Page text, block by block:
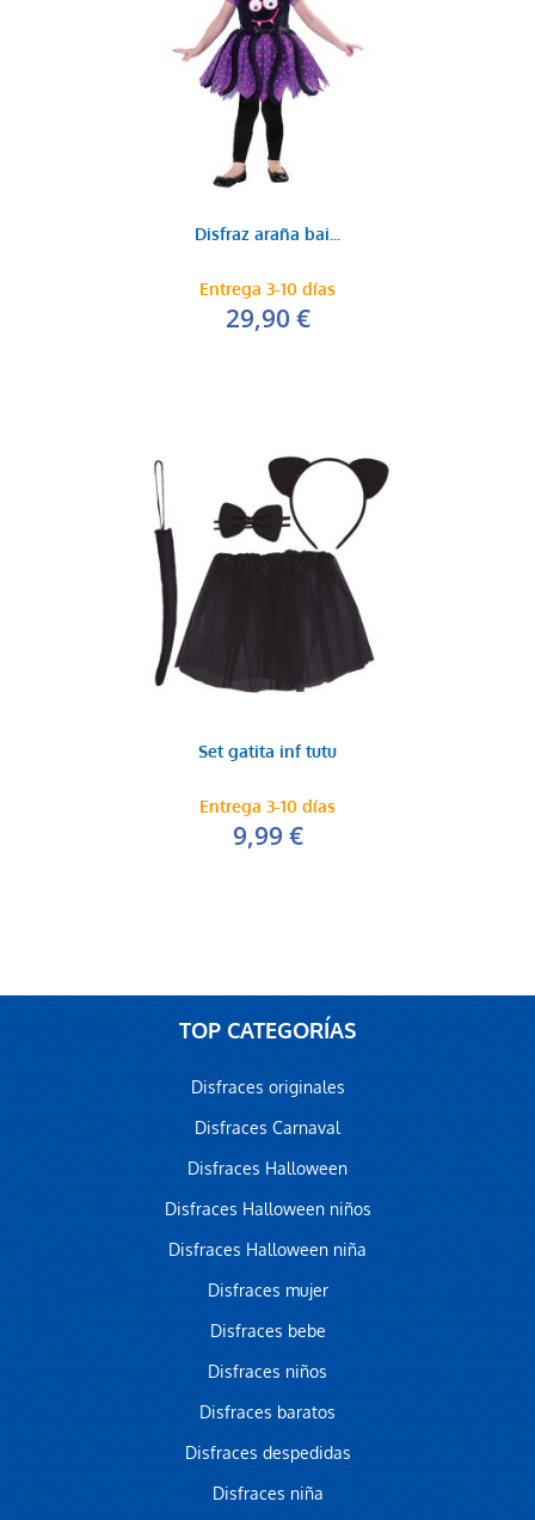
Disfraz araña bai...
Entrega 3-10 días
29,90 €
Set gatita inf tutu
Entrega 3-10 días
9,99 €
TOP CATEGORÍAS
Disfraces originales
Disfraces Carnaval
Disfraces Halloween
Disfraces Halloween niños
Disfraces Halloween niña
Disfraces mujer
Disfraces bebe
Disfraces niños
Disfraces baratos
Disfraces despedidas
Disfraces niña